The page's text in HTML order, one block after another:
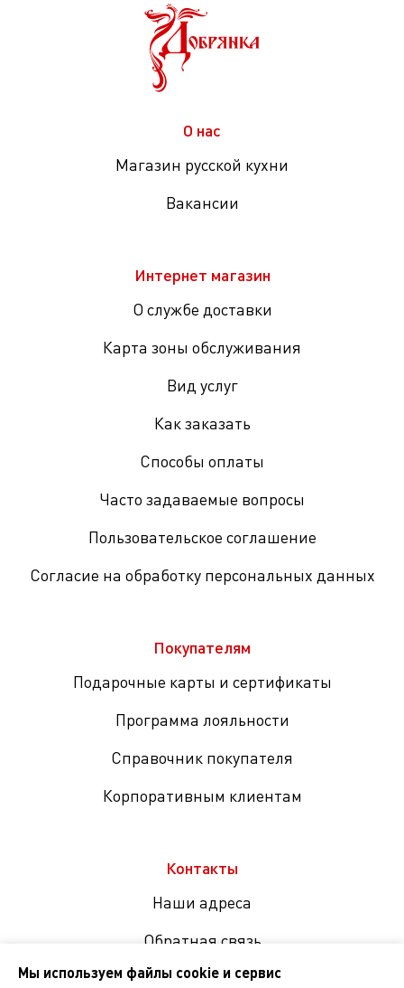
О нас
Магазин русской кухни
Вакансии
Интернет магазин
О службе доставки
Карта зоны обслуживания
Вид услуг
Как заказать
Способы оплаты
Часто задаваемые вопросы
Пользовательское соглашение
Согласие на обработку персональных данных
Покупателям
Подарочные карты и сертификаты
Программа лояльности
Справочник покупателя
Корпоративным клиентам
Контакты
Наши адреса
Обратная связь
Мы используем файлы cookie и сервис